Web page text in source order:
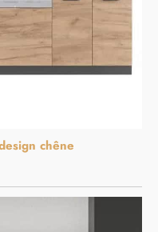
chêne